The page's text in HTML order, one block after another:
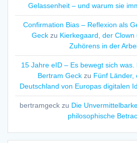
Gelassenheit – und warum sie
Confirmation Bias – Reflexion als
Geckzu Kierkegaard, der
Zuhörens in der
15 Jahre eID – Es bewegt sich
Bertram Geck zu Fünf Länder,
Deutschland von Europas digitalen
bertramgeckzu Die
philosophische